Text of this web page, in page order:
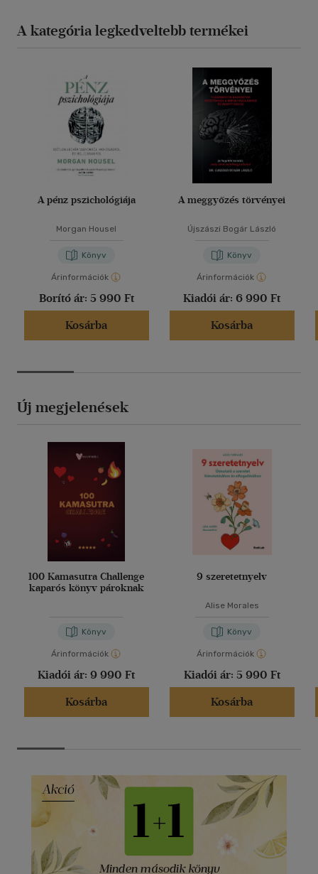
A kategória legkedveltebb termékei
A pénz pszichológiája
Morgan Housel
Könyv
Árinformációk
Borító ár: 5 990 Ft
Kosárba
A meggyőzés törvényei
Újszászi Bogár László
Könyv
Árinformációk
Kiadói ár: 6 990 Ft
Kosárba
Új megjelenések
100 Kamasutra Challenge
kaparós könyv pároknak
Könyv
Árinformációk
Kiadói ár: 9 990 Ft
Kosárba
9 szeretetnyelv
Alise Morales
Könyv
Árinformációk
Kiadói ár: 5 990 Ft
Kosárba